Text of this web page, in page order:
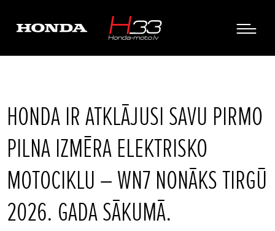
HONDA IR ATKLĀJUSI SAVU PIRMO
PILNA IZMĒRA ELEKTRISKO
MOTOCIKLU – WN7 NONĀKS TIRGŪ
2026. GADA SĀKUMĀ.